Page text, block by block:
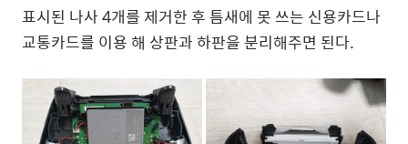
표시된 나사 4개를 제거한 후 틈새에 못 쓰는 신용카드나
교통카드를 이용 해 상판과 하판을 분리해주면 된다.